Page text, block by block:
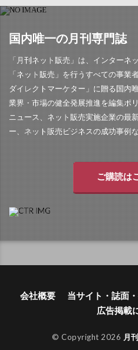
国内唯一の月刊専門誌
「月刊ネット販売」は、インターネ
「ネット販売」を行うすべての事業
ダイレクトマーケター」に贈る国内
業界・市場の健全発展推進を編集ポ
ニュース、ネット販売実施企業の最
ー、ネット販売ビジネスの成功事例
ご購読は
会社概要
当サイト・誌面
広告掲載
© Copyright 2026 月